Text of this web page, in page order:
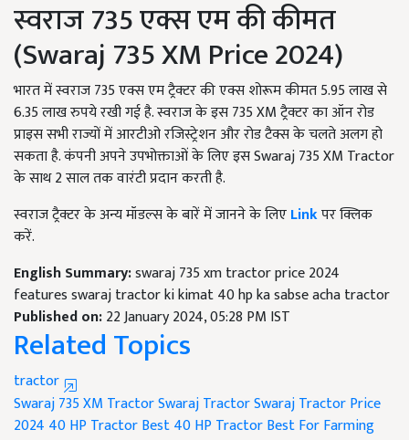
स्वराज 735 एक्स एम की कीमत
(Swaraj 735 XM Price 2024)
भारत में स्वराज 735 एक्स एम ट्रैक्टर की एक्स शोरूम कीमत 5.95 लाख से
6.35 लाख रुपये रखी गई है. स्वराज के इस 735 XM ट्रैक्टर का ऑन रोड
प्राइस सभी राज्यों में आरटीओ रजिस्ट्रेशन और रोड टैक्स के चलते अलग हो
सकता है. कंपनी अपने उपभोक्ताओं के लिए इस Swaraj 735 XM Tractor
के साथ 2 साल तक वारंटी प्रदान करती है.
स्वराज ट्रैक्टर के अन्य मॉडल्स के बारें में जानने के लिएLinkपर क्लिक
करें.
English Summary:swaraj 735 xm tractor price 2024
features swaraj tractor ki kimat 40 hp ka sabse acha tractor
Published on:22 January 2024, 05:28 PM IST
Related Topics
tractor
Swaraj 735 XM TractorSwaraj TractorSwaraj Tractor Price
2024 40 HP TractorBest 40 HP TractorBest For Farming